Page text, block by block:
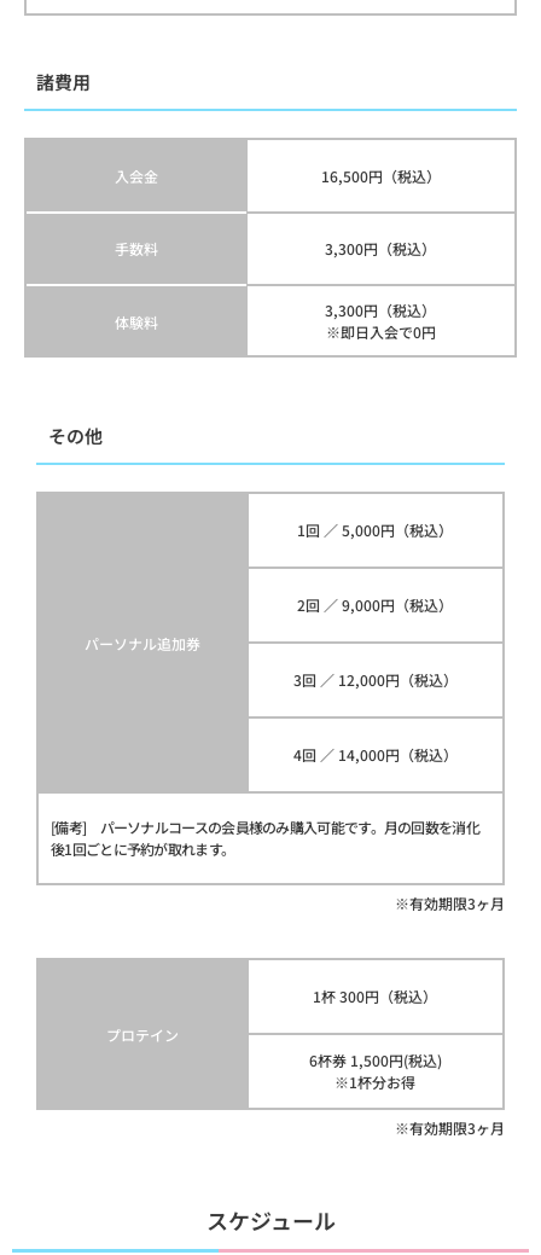
諸費用
入会金 16,500円（税込）
手数料 3,300円（税込）
体験料
3,300円（税込）
※即日入会で0円
その他
パーソナル追加券
1回 ／ 5,000円（税込）
2回 ／ 9,000円（税込）
3回 ／ 12,000円（税込）
4回 ／ 14,000円（税込）
[備考] パーソナルコースの会員様のみ購入可能です。月の回数を消化
後1回ごとに予約が取れます。
※有効期限3ヶ月
プロテイン
1杯 300円（税込）
6杯券 1,500円(税込)
※1杯分お得
※有効期限3ヶ月
スケジュール